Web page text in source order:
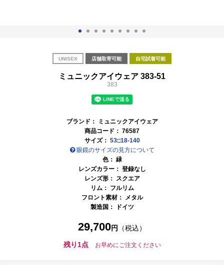
UNISEX 店舗取寄可能 自宅試着可能
ミュニックアイウェア 383-51
383
ブランド：
ミュニックアイウェア
商品コード： 76587
サイズ： 53□18-140
眼鏡のサイズの見方について
色： 緑
レンズカラー： 登録なし
レンズ形： スクエア
リム： フルリム
フロント素材： メタル
製造国：
ドイツ
29,700円 （税込）
残り1点 お早めにご注文ください